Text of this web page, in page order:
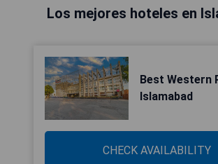
Los mejores hoteles en
Best Western
Islamabad
CHECK AVAILABILITY